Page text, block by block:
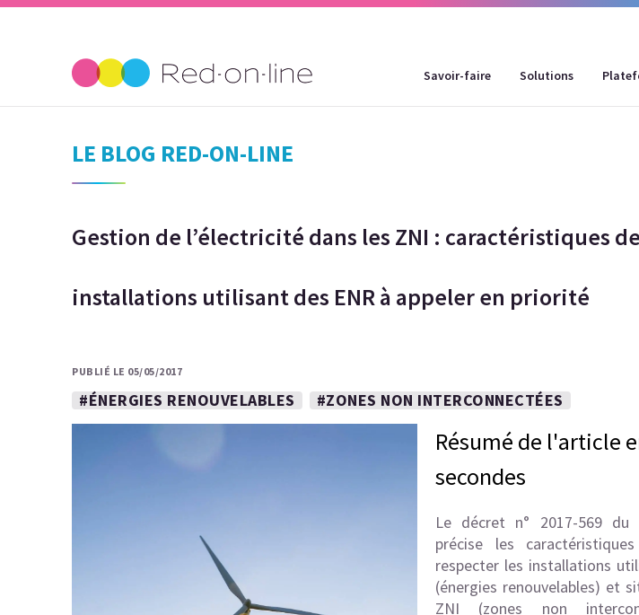
Savoir-faire Solutions
LE BLOG RED-ON-LINE
Gestion de l’électricité dans les ZNI : caractéristiques
installations utilisant des ENR à appeler en priorité
PUBLIÉ LE 05/05/2017
#ÉNERGIES RENOUVELABLES #ZONES NON INTERCONNECTÉES
Résumé de l'article
secondes
Le décret n° 2017-569 du
précise les
respecter les installations
(énergies renouvelables) et
ZNI (zones non